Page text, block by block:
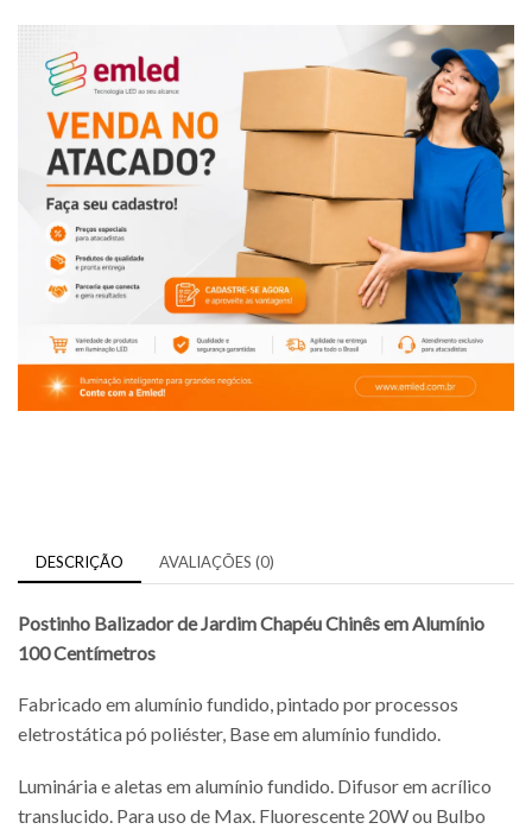
DESCRIÇÃO AVALIAÇÕES (0)
Postinho Balizador de Jardim Chapéu Chinês em Alumínio
100 Centímetros
Fabricado em alumínio fundido, pintado por processos
eletrostática pó poliéster, Base em alumínio fundido.
Luminária e aletas em alumínio fundido. Difusor em acrílico
translucido. Para uso de Max. Fluorescente 20W ou Bulbo